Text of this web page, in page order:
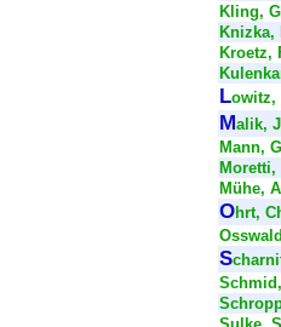
Kling,
Knizka,
Kroetz,
Lowitz,
Malik,
Mann,
Moretti,
Mühe,
Ohrt,
S
Sulke,